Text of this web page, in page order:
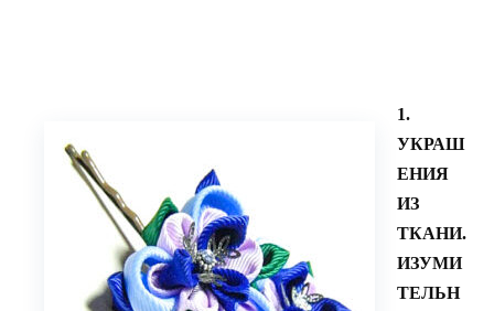
1.
УКРАШ
ЕНИЯ
ИЗ
ТКАНИ.
ИЗУМИ
ТЕЛЬН